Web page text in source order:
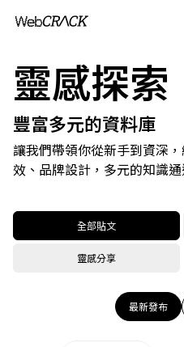
靈感探索
豐富多元的資料庫
讓我們帶領你從新手到資深
效、品牌設計，多元的知識通
全部貼文
靈感分享
最新發布